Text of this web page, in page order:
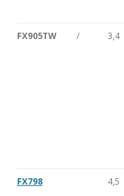
FX905TW / 3,4
FX798 4,5